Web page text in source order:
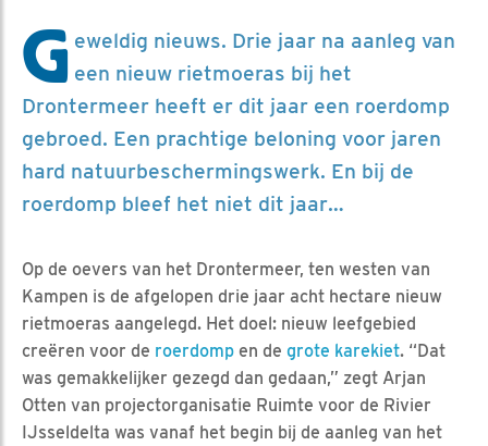
G eweldig nieuws. Drie jaar na aanleg van
een nieuw rietmoeras bij het
Drontermeer heeft er dit jaar een roerdomp
gebroed. Een prachtige beloning voor jaren
hard natuurbeschermingswerk. En bij de
roerdomp bleef het niet dit jaar…
Op de oevers van het Drontermeer, ten westen van
Kampen is de afgelopen drie jaar acht hectare nieuw
rietmoeras aangelegd. Het doel: nieuw leefgebied
creëren voor de roerdomp en de grote karekiet. “Dat
was gemakkelijker gezegd dan gedaan,” zegt Arjan
Otten van projectorganisatie Ruimte voor de Rivier
IJsseldelta was vanaf het begin bij de aanleg van het